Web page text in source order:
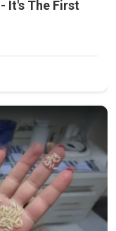
It's The First